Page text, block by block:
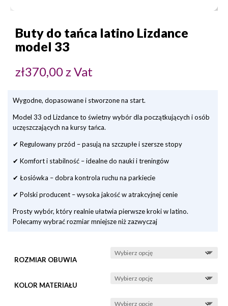
Buty do tańca latino Lizdance
model 33
zł370,00z Vat
Wygodne, dopasowane i stworzone na start.
Model 33 od Lizdanceto świetny wybór dla początkujących i osób
uczęszczających na kursy tańca.
✔ Regulowany przód – pasują na szczupłe i szersze stopy
✔ Komfort i stabilność – idealne do nauki i treningów
✔ Łosiówka – dobra kontrola ruchu na parkiecie
✔ Polski producent – wysoka jakość w atrakcyjnej cenie
Prosty wybór, który realnie ułatwia pierwsze kroki w latino.
Polecamy wybrać rozmiar mniejsze niż zazwyczaj
ROZMIAR OBUWIA
KOLOR MATERIAŁU